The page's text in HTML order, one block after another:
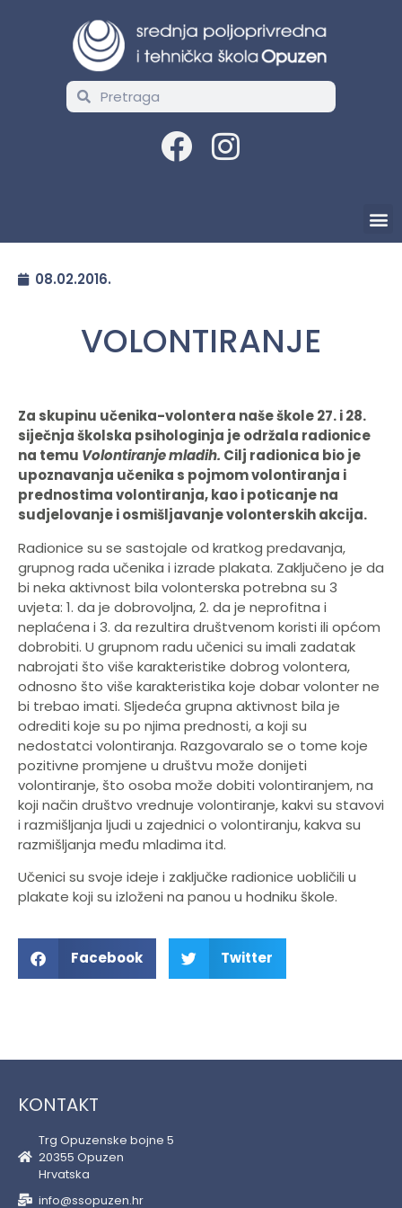
08.02.2016.
VOLONTIRANJE
Za skupinu učenika-volontera naše škole 27. i 28.
siječnja školska psihologinja je održala radionice
na temu Volontiranje mladih. Cilj radionica bio je
upoznavanja učenika s pojmom volontiranja i
prednostima volontiranja, kao i poticanje na
sudjelovanje i osmišljavanje volonterskih akcija.
Radionice su se sastojale od kratkog predavanja,
grupnog rada učenika i izrade plakata. Zaključeno je da
bi neka aktivnost bila volonterska potrebna su 3
uvjeta: 1. da je dobrovoljna, 2. da je neprofitna i
neplaćena i 3. da rezultira društvenom koristi ili općom
dobrobiti. U grupnom radu učenici su imali zadatak
nabrojati što više karakteristike dobrog volontera,
odnosno što više karakteristika koje dobar volonter ne
bi trebao imati. Sljedeća grupna aktivnost bila je
odrediti koje su po njima prednosti, a koji su
nedostatci volontiranja. Razgovaralo se o tome koje
pozitivne promjene u društvu može donijeti
volontiranje, što osoba može dobiti volontiranjem, na
koji način društvo vrednuje volontiranje, kakvi su stavovi
i razmišljanja ljudi u zajednici o volontiranju, kakva su
razmišljanja među mladima itd.
Učenici su svoje ideje i zaključke radionice uobličili u
plakate koji su izloženi na panou u hodniku škole.
Facebook Twitter
KONTAKT
Trg Opuzenske bojne 5
20355 Opuzen
Hrvatska
info@ssopuzen.hr